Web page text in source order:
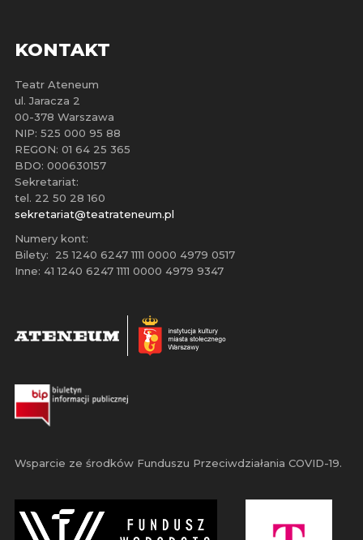
KONTAKT
Teatr Ateneum
ul. Jaracza 2
00-378 Warszawa
NIP: 525 000 95 88
REGON: 01 64 25 365
BDO: 000630157
Sekretariat:
tel. 22 50 28 160
sekretariat@teatrateneum.pl
Numery kont:
Bilety: 25 1240 6247 1111 0000 4979 0517
Inne: 41 1240 6247 1111 0000 4979 9347
Wsparcie ze środków Funduszu Przeciwdziałania COVID-19.